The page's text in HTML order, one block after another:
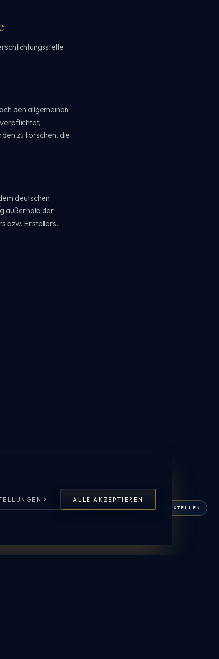
den allgemeinen
zu forschen, die
deutschen
außerhalb der
bzw. Erstellers.
FRAGE PER WHATSAPP STELLEN
ALLE AKZEPTIEREN